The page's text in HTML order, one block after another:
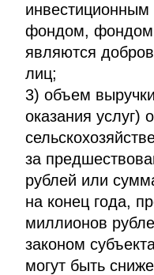
фондом, фондом,
являются
лиц;
3) объем
оказания услуг)
за
рублей или
на конец года,
миллионов
законом
могут быть